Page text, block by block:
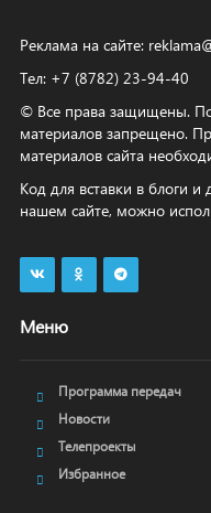
Реклама на сайте:
Тел: +7 (8782) 23‑94‑40
© Все права защищены.
материалов запрещено.
материалов сайта
Код для вставки в блоги
нашем сайте, можно
Меню
Программа передач
Новости
Телепроекты
Избранное